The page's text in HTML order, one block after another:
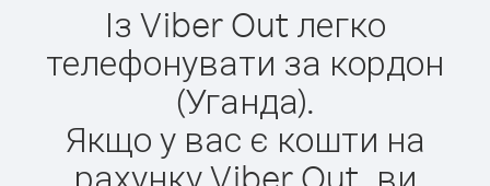
Із Viber Out легко
телефонувати за кордон
(Уганда).
Якщо у вас є кошти на
рахунку Viber Out, ви